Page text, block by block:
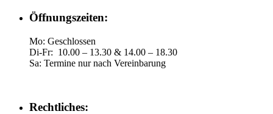
Öffnungszeiten:
Mo: Geschlossen
Di-Fr: 10.00 – 13.30 & 14.00 – 18.30
Sa: Termine nur nach Vereinbarung
Rechtliches: